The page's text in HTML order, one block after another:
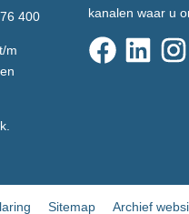
400
m
kanalen waar u
Sitemap Archief